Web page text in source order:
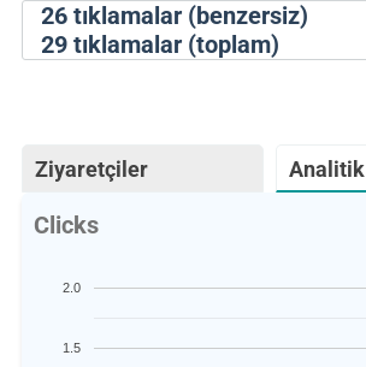
26tıklamalar (benzersiz)
29tıklamalar (toplam)
Ziyaretçiler Analitik
Clicks
1.5
2.0